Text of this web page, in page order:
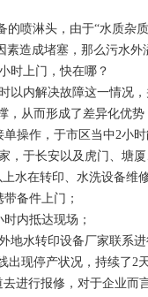
喷淋头，由于“水质杂
造成堵塞，那么污水
时上门，快在哪？
内解决故障这一情况
，从而形成了差异化优势
操作，于市区当中2小时
于长安以及虎门、塘
水在转印、水洗设备维
备件上门；
内抵达现场；
水转印设备厂家联系
现停产状况，持续了2
进行报修，对于企业而